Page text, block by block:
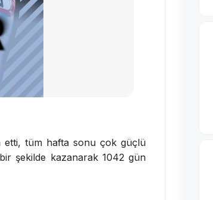
etti, tüm hafta sonu çok güçlü
şekilde kazanarak 1042 gün